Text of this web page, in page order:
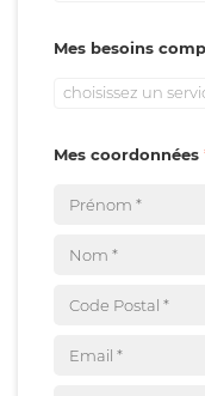
Mes besoins
choisissez un
Mes coordonnées